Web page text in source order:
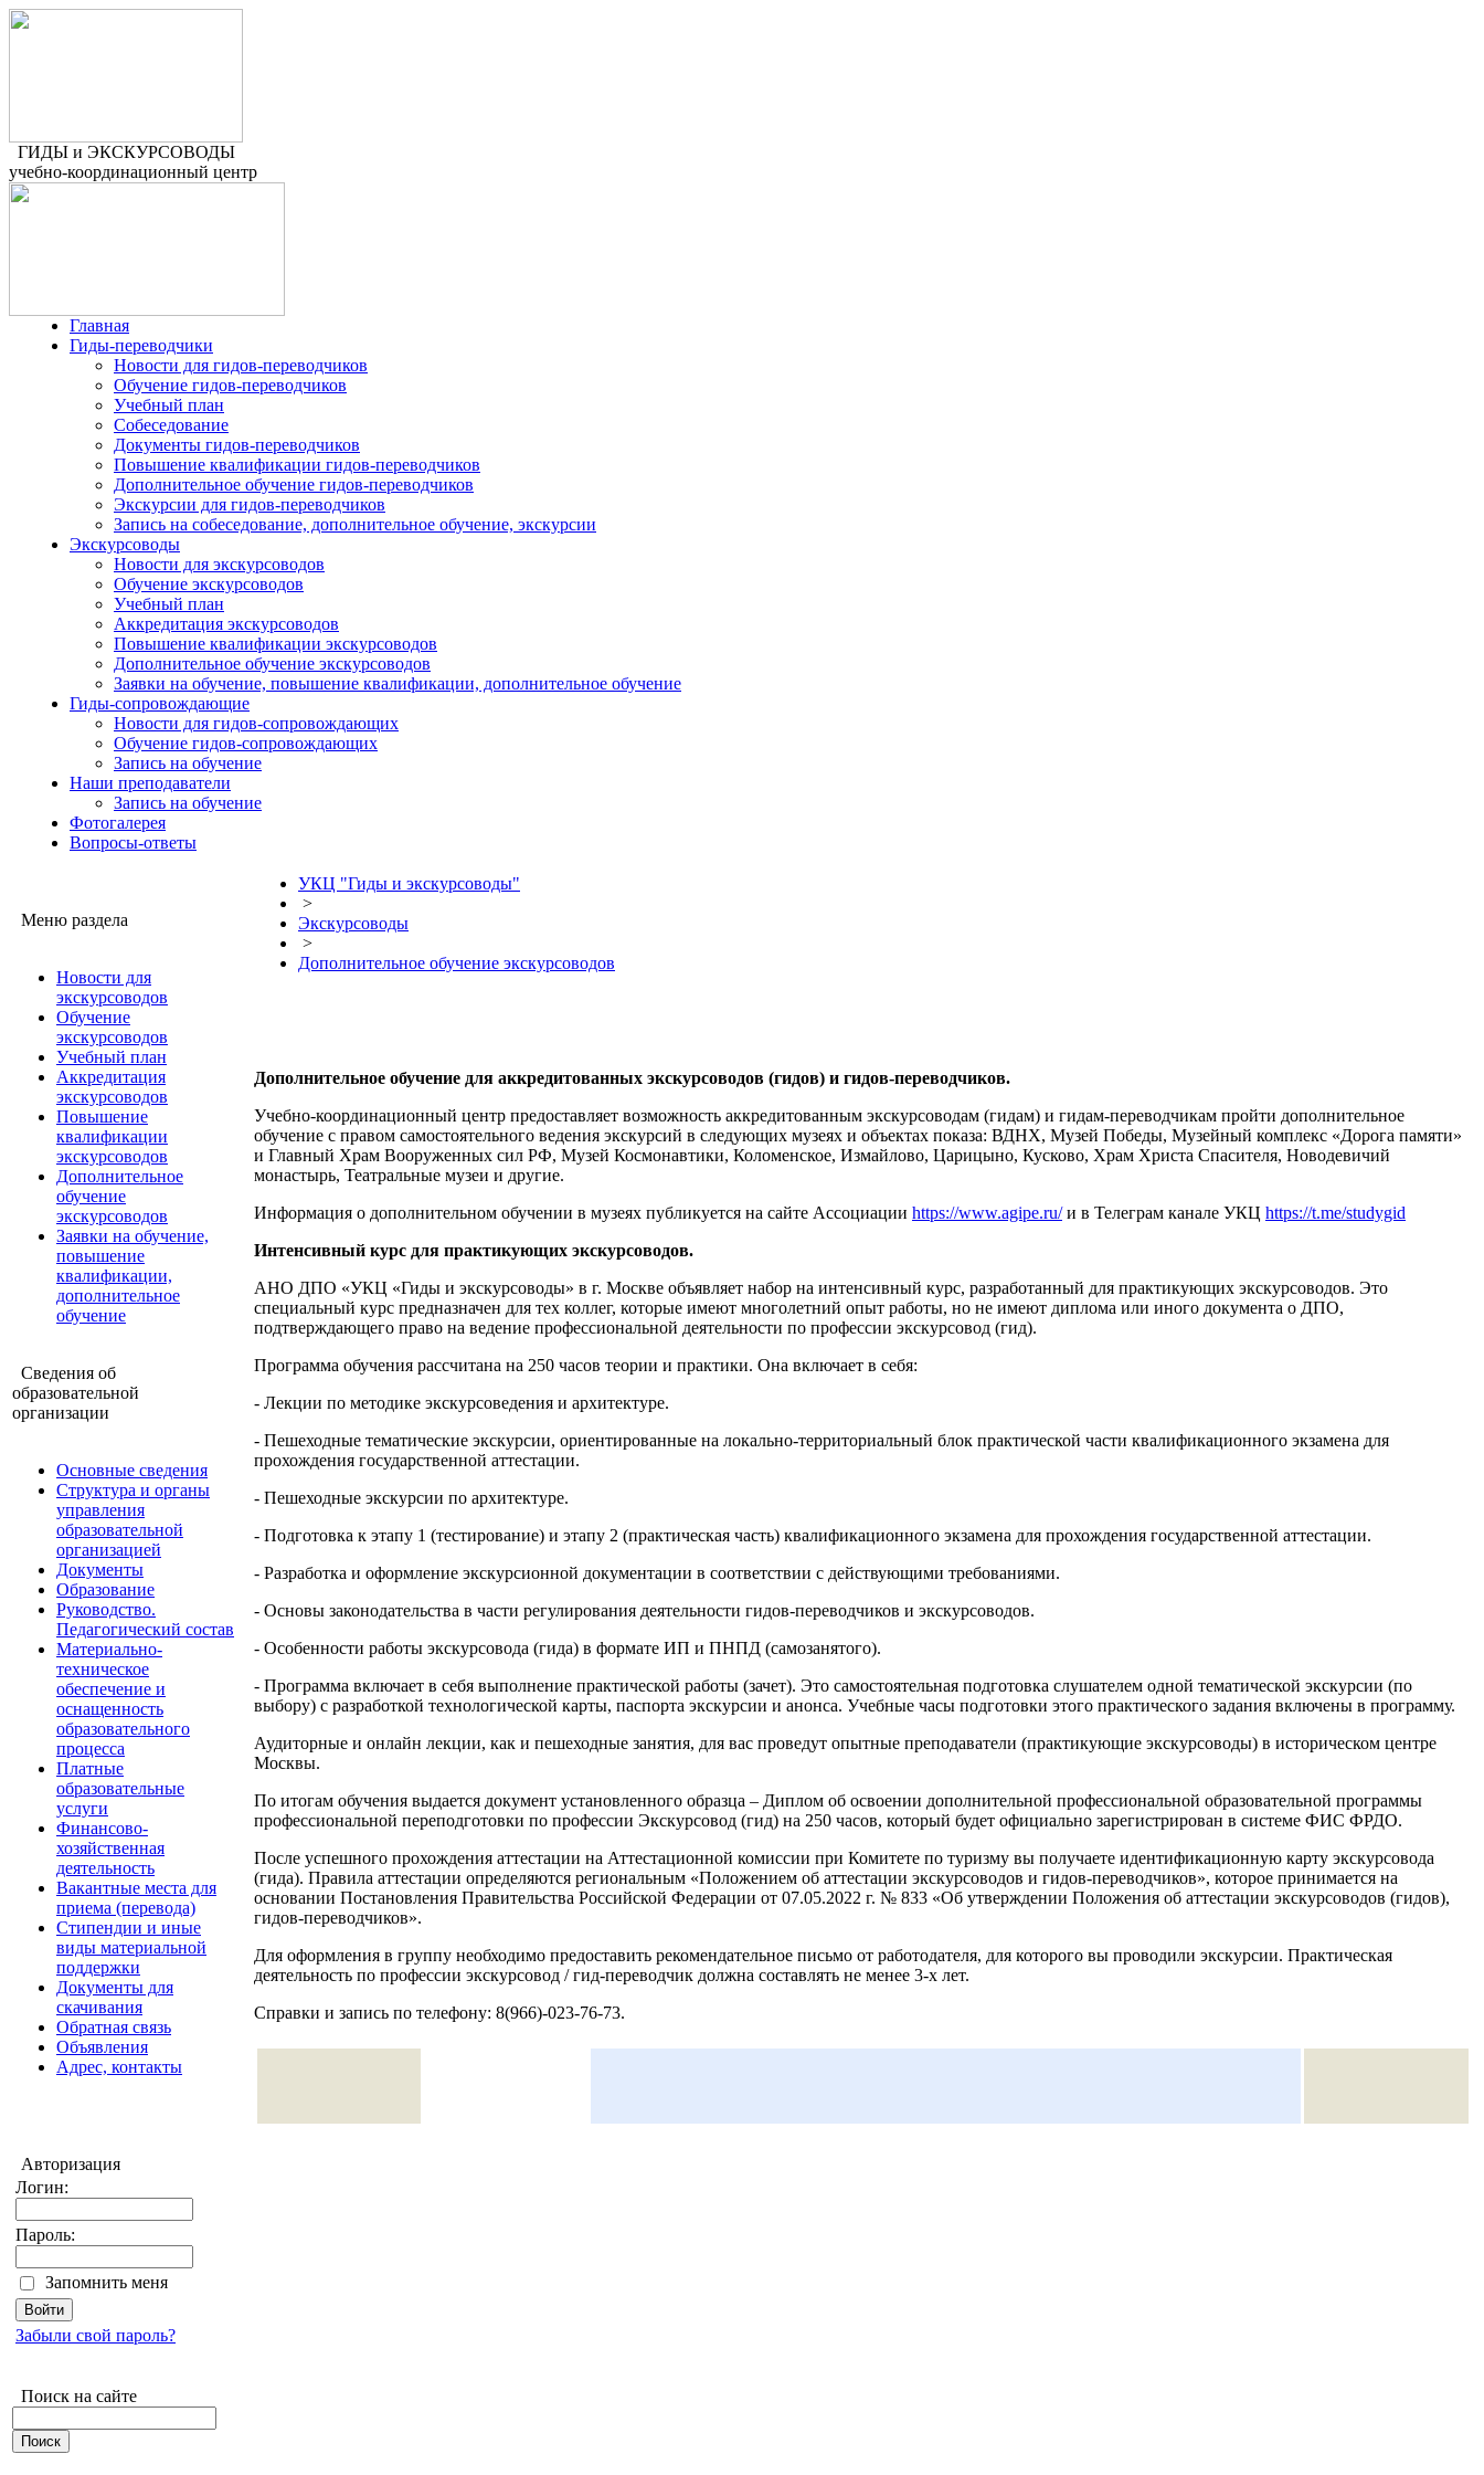
ГИДЫ и ЭКСКУРСОВОДЫ
учебно-координационный центр
Главная
Гиды-переводчики
Новости для гидов-переводчиков
Обучение гидов-переводчиков
Учебный план
Собеседование
Документы гидов-переводчиков
Повышение квалификации гидов-переводчиков
Дополнительное обучение гидов-переводчиков
Экскурсии для гидов-переводчиков
Запись на собеседование, дополнительное обучение, экскурсии
Экскурсоводы
Новости для экскурсоводов
Обучение экскурсоводов
Учебный план
Аккредитация экскурсоводов
Повышение квалификации экскурсоводов
Дополнительное обучение экскурсоводов
Заявки на обучение, повышение квалификации, дополнительное обучение
Гиды-сопровождающие
Новости для гидов-сопровождающих
Обучение гидов-сопровождающих
Запись на обучение
Наши преподаватели
Запись на обучение
Фотогалерея
Вопросы-ответы
Меню раздела
Новости для
экскурсоводов
Обучение
экскурсоводов
Учебный план
Аккредитация
экскурсоводов
Повышение
квалификации
экскурсоводов
Дополнительное
обучение
экскурсоводов
Заявки на обучение,
повышение
квалификации,
дополнительное
обучение
Сведения об
образовательной
организации
Основные сведения
Структура и органы
управления
образовательной
организацией
Документы
Образование
Руководство.
Педагогический состав
Материально-
техническое
обеспечение и
оснащенность
образовательного
процесса
Платные
образовательные
услуги
Финансово-
хозяйственная
деятельность
Вакантные места для
приема (перевода)
Стипендии и иные
виды материальной
поддержки
Документы для
скачивания
Обратная связь
Объявления
Адрес, контакты
Авторизация
Логин:
Пароль:
Запомнить меня
Забыли свой пароль?
Поиск на сайте
УКЦ "Гиды и экскурсоводы"
>
Экскурсоводы
>
Дополнительное обучение экскурсоводов
Дополнительное обучение для аккредитованных экскурсоводов (гидов) и гидов-переводчиков.
Учебно-координационный центр предоставляет возможность аккредитованным экскурсоводам (гидам) и гидам-переводчикам пройти дополнительное
обучение с правом самостоятельного ведения экскурсий в следующих музеях и объектах показа: ВДНХ, Музей Победы, Музейный комплекс «Дорога памяти»
и Главный Храм Вооруженных сил РФ, Музей Космонавтики, Коломенское, Измайлово, Царицыно, Кусково, Храм Христа Спасителя, Новодевичий
монастырь, Театральные музеи и другие.
Информация о дополнительном обучении в музеях публикуется на сайте Ассоциации https://www.agipe.ru/и в Телеграм канале УКЦ https://t.me/studygid
Интенсивный курс для практикующих экскурсоводов.
АНО ДПО «УКЦ «Гиды и экскурсоводы» в г. Москве объявляет набор на интенсивный курс, разработанный для практикующих экскурсоводов. Это
специальный курс предназначен для тех коллег, которые имеют многолетний опыт работы, но не имеют диплома или иного документа о ДПО,
подтверждающего право на ведение профессиональной деятельности по профессии экскурсовод (гид).
Программа обучения рассчитана на 250 часов теории и практики. Она включает в себя:
- Лекции по методике экскурсоведения и архитектуре.
- Пешеходные тематические экскурсии, ориентированные на локально-территориальный блок практической части квалификационного экзамена для
прохождения государственной аттестации.
- Пешеходные экскурсии по архитектуре.
- Подготовка к этапу 1 (тестирование) и этапу 2 (практическая часть) квалификационного экзамена для прохождения государственной аттестации.
- Разработка и оформление экскурсионной документации в соответствии с действующими требованиями.
- Основы законодательства в части регулирования деятельности гидов-переводчиков и экскурсоводов.
- Особенности работы экскурсовода (гида) в формате ИП и ПНПД (самозанятого).
- Программа включает в себя выполнение практической работы (зачет). Это самостоятельная подготовка слушателем одной тематической экскурсии (по
выбору) с разработкой технологической карты, паспорта экскурсии и анонса. Учебные часы подготовки этого практического задания включены в программу.
Аудиторные и онлайн лекции, как и пешеходные занятия, для вас проведут опытные преподаватели (практикующие экскурсоводы) в историческом центре
Москвы.
По итогам обучения выдается документ установленного образца – Диплом об освоении дополнительной профессиональной образовательной программы
профессиональной переподготовки по профессии Экскурсовод (гид) на 250 часов, который будет официально зарегистрирован в системе ФИС ФРДО.
После успешного прохождения аттестации на Аттестационной комиссии при Комитете по туризму вы получаете идентификационную карту экскурсовода
(гида). Правила аттестации определяются региональным «Положением об аттестации экскурсоводов и гидов-переводчиков», которое принимается на
основании Постановления Правительства Российской Федерации от 07.05.2022 г. № 833 «Об утверждении Положения об аттестации экскурсоводов (гидов),
гидов-переводчиков».
Для оформления в группу необходимо предоставить рекомендательное письмо от работодателя, для которого вы проводили экскурсии. Практическая
деятельность по профессии экскурсовод / гид-переводчик должна составлять не менее 3-х лет.
Справки и запись по телефону: 8(966)-023-76-73.